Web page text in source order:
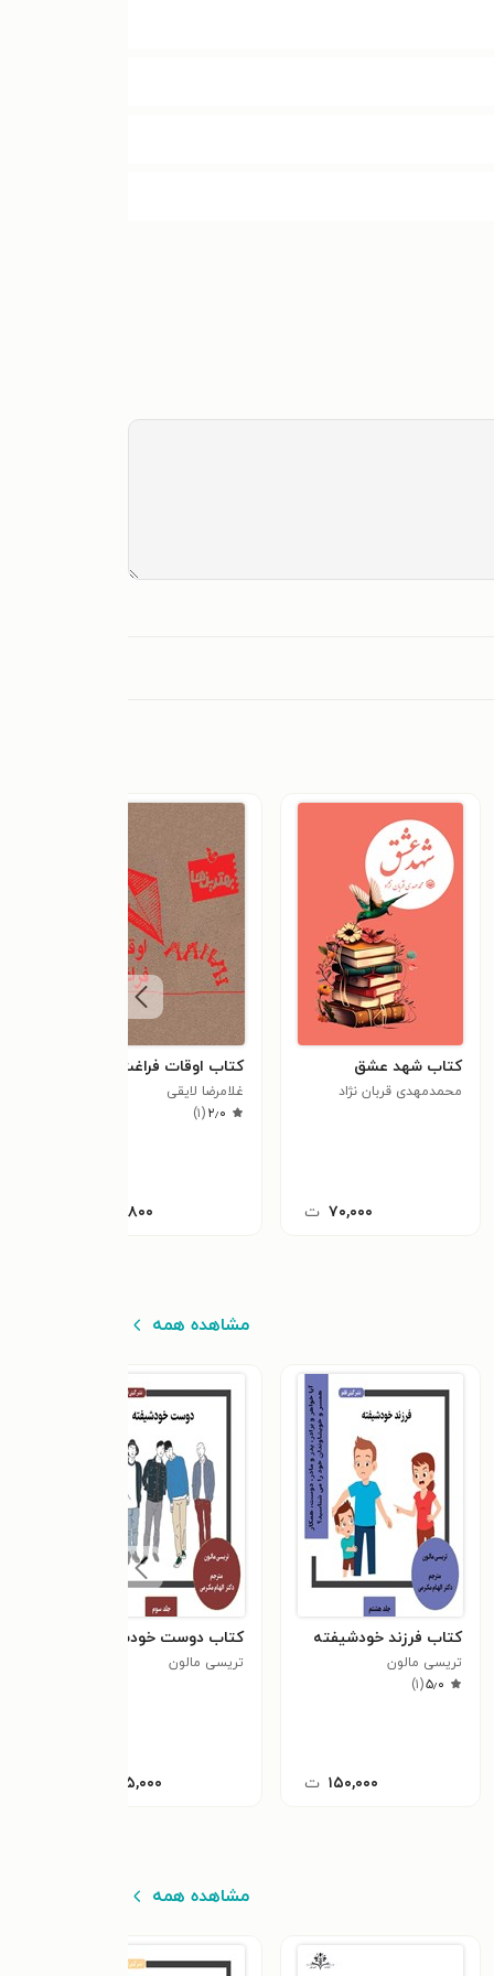
کتاب شهد عشق
محمدمهدی قربان نژاد
۷۰,۰۰۰ ت
کتاب اوقات فراغت
غلامرضا لایقی
۲٫۰(۱)
۱۳,۸۰۰
مشاهده همه
کتاب فرزند خودشیفته
تریسی مالون
۵٫۰(۱)
۱۵۰,۰۰۰ ت
کتاب دوست خودشیفته
تریسی مالون
۱۳۵,۰۰۰
مشاهده همه